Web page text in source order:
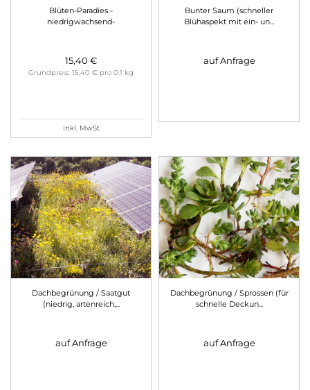
Blüten-Paradies -
niedrigwachsend-
15,40 €
Grundpreis: 15,40 € pro 0.1 kg
inkl. MwSt
Bunter Saum (schneller
Blühaspekt mit ein- un...
auf Anfrage
Dachbegrünung / Saatgut
(niedrig, artenreich,...
auf Anfrage
Dachbegrünung / Sprossen (für
schnelle Deckun...
auf Anfrage